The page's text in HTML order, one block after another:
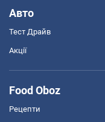
Авто
Тест Драйв
Акції
Food Oboz
Рецепти